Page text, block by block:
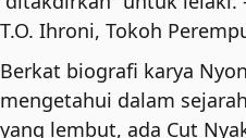
T.O. Ihroni, Tokoh
Berkat biografi karya
mengetahui dalam
yang lembut, ada Cut